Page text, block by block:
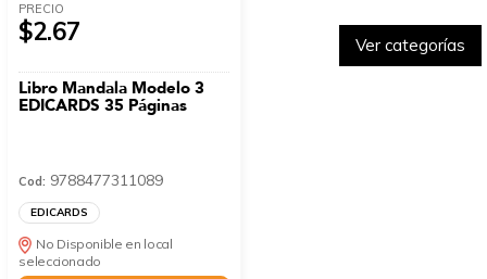
Ver categorías
PRECIO
$2.67
Libro Mandala Modelo 3
EDICARDS 35 Páginas
Cod: 9788477311089
EDICARDS
No Disponible en local
seleccionado